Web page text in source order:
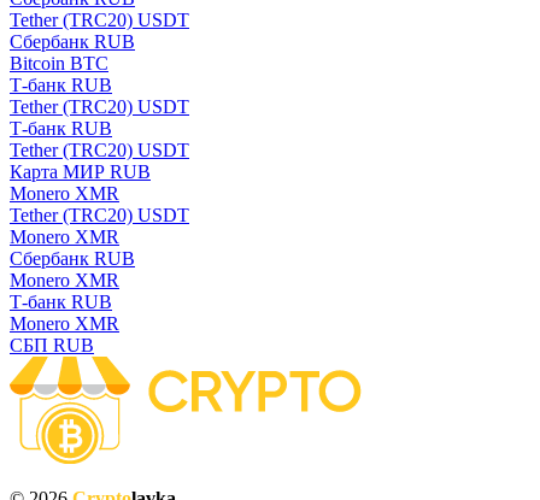
Tether (TRC20) USDT
Сбербанк RUB
Bitcoin BTC
Т-банк RUB
Tether (TRC20) USDT
Т-банк RUB
Tether (TRC20) USDT
Карта МИР RUB
Monero XMR
Tether (TRC20) USDT
Monero XMR
Сбербанк RUB
Monero XMR
Т-банк RUB
Monero XMR
СБП RUB